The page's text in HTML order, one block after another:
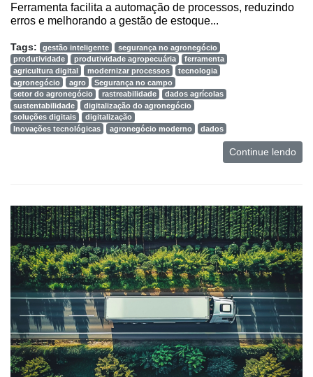
Ferramenta facilita a automação de processos, reduzindo
erros e melhorando a gestão de estoque...
Tags: gestão inteligente
segurança no agronegócio
produtividade
produtividade agropecuária
ferramenta
agricultura digital
modernizar processos
tecnologia
agronegócio
agro
Segurança no campo
setor do agronegócio
rastreabilidade
dados agrícolas
sustentabilidade
digitalização do agronegócio
soluções digitais
digitalização
Inovações tecnológicas
agronegócio moderno dados
Continue lendo